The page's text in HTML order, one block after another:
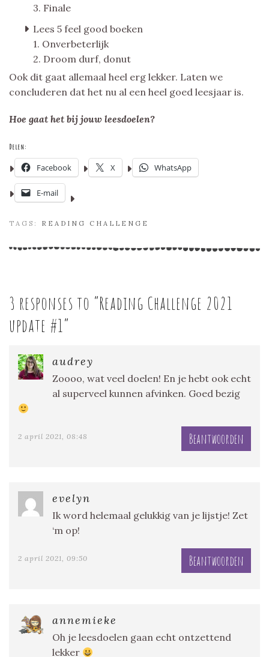
3. Finale
Lees 5 feel good boeken
1. Onverbeterlijk
2. Droom durf, donut
Ook dit gaat allemaal heel erg lekker. Laten we
concluderen dat het nu al een heel goed leesjaar is.
Hoe gaat het bij jouw leesdoelen?
Delen:
Facebook X WhatsApp
E-mail
TAGS: READING CHALLENGE
3 responses to “Reading Challenge 2021
update #1”
audrey
Zoooo, wat veel doelen! En je hebt ook echt
al superveel kunnen afvinken. Goed bezig
2 april 2021, 08:48 Beantwoorden
evelyn
Ik word helemaal gelukkig van je lijstje! Zet
‘m op!
2 april 2021, 09:50 Beantwoorden
annemieke
Oh je leesdoelen gaan echt ontzettend
lekker